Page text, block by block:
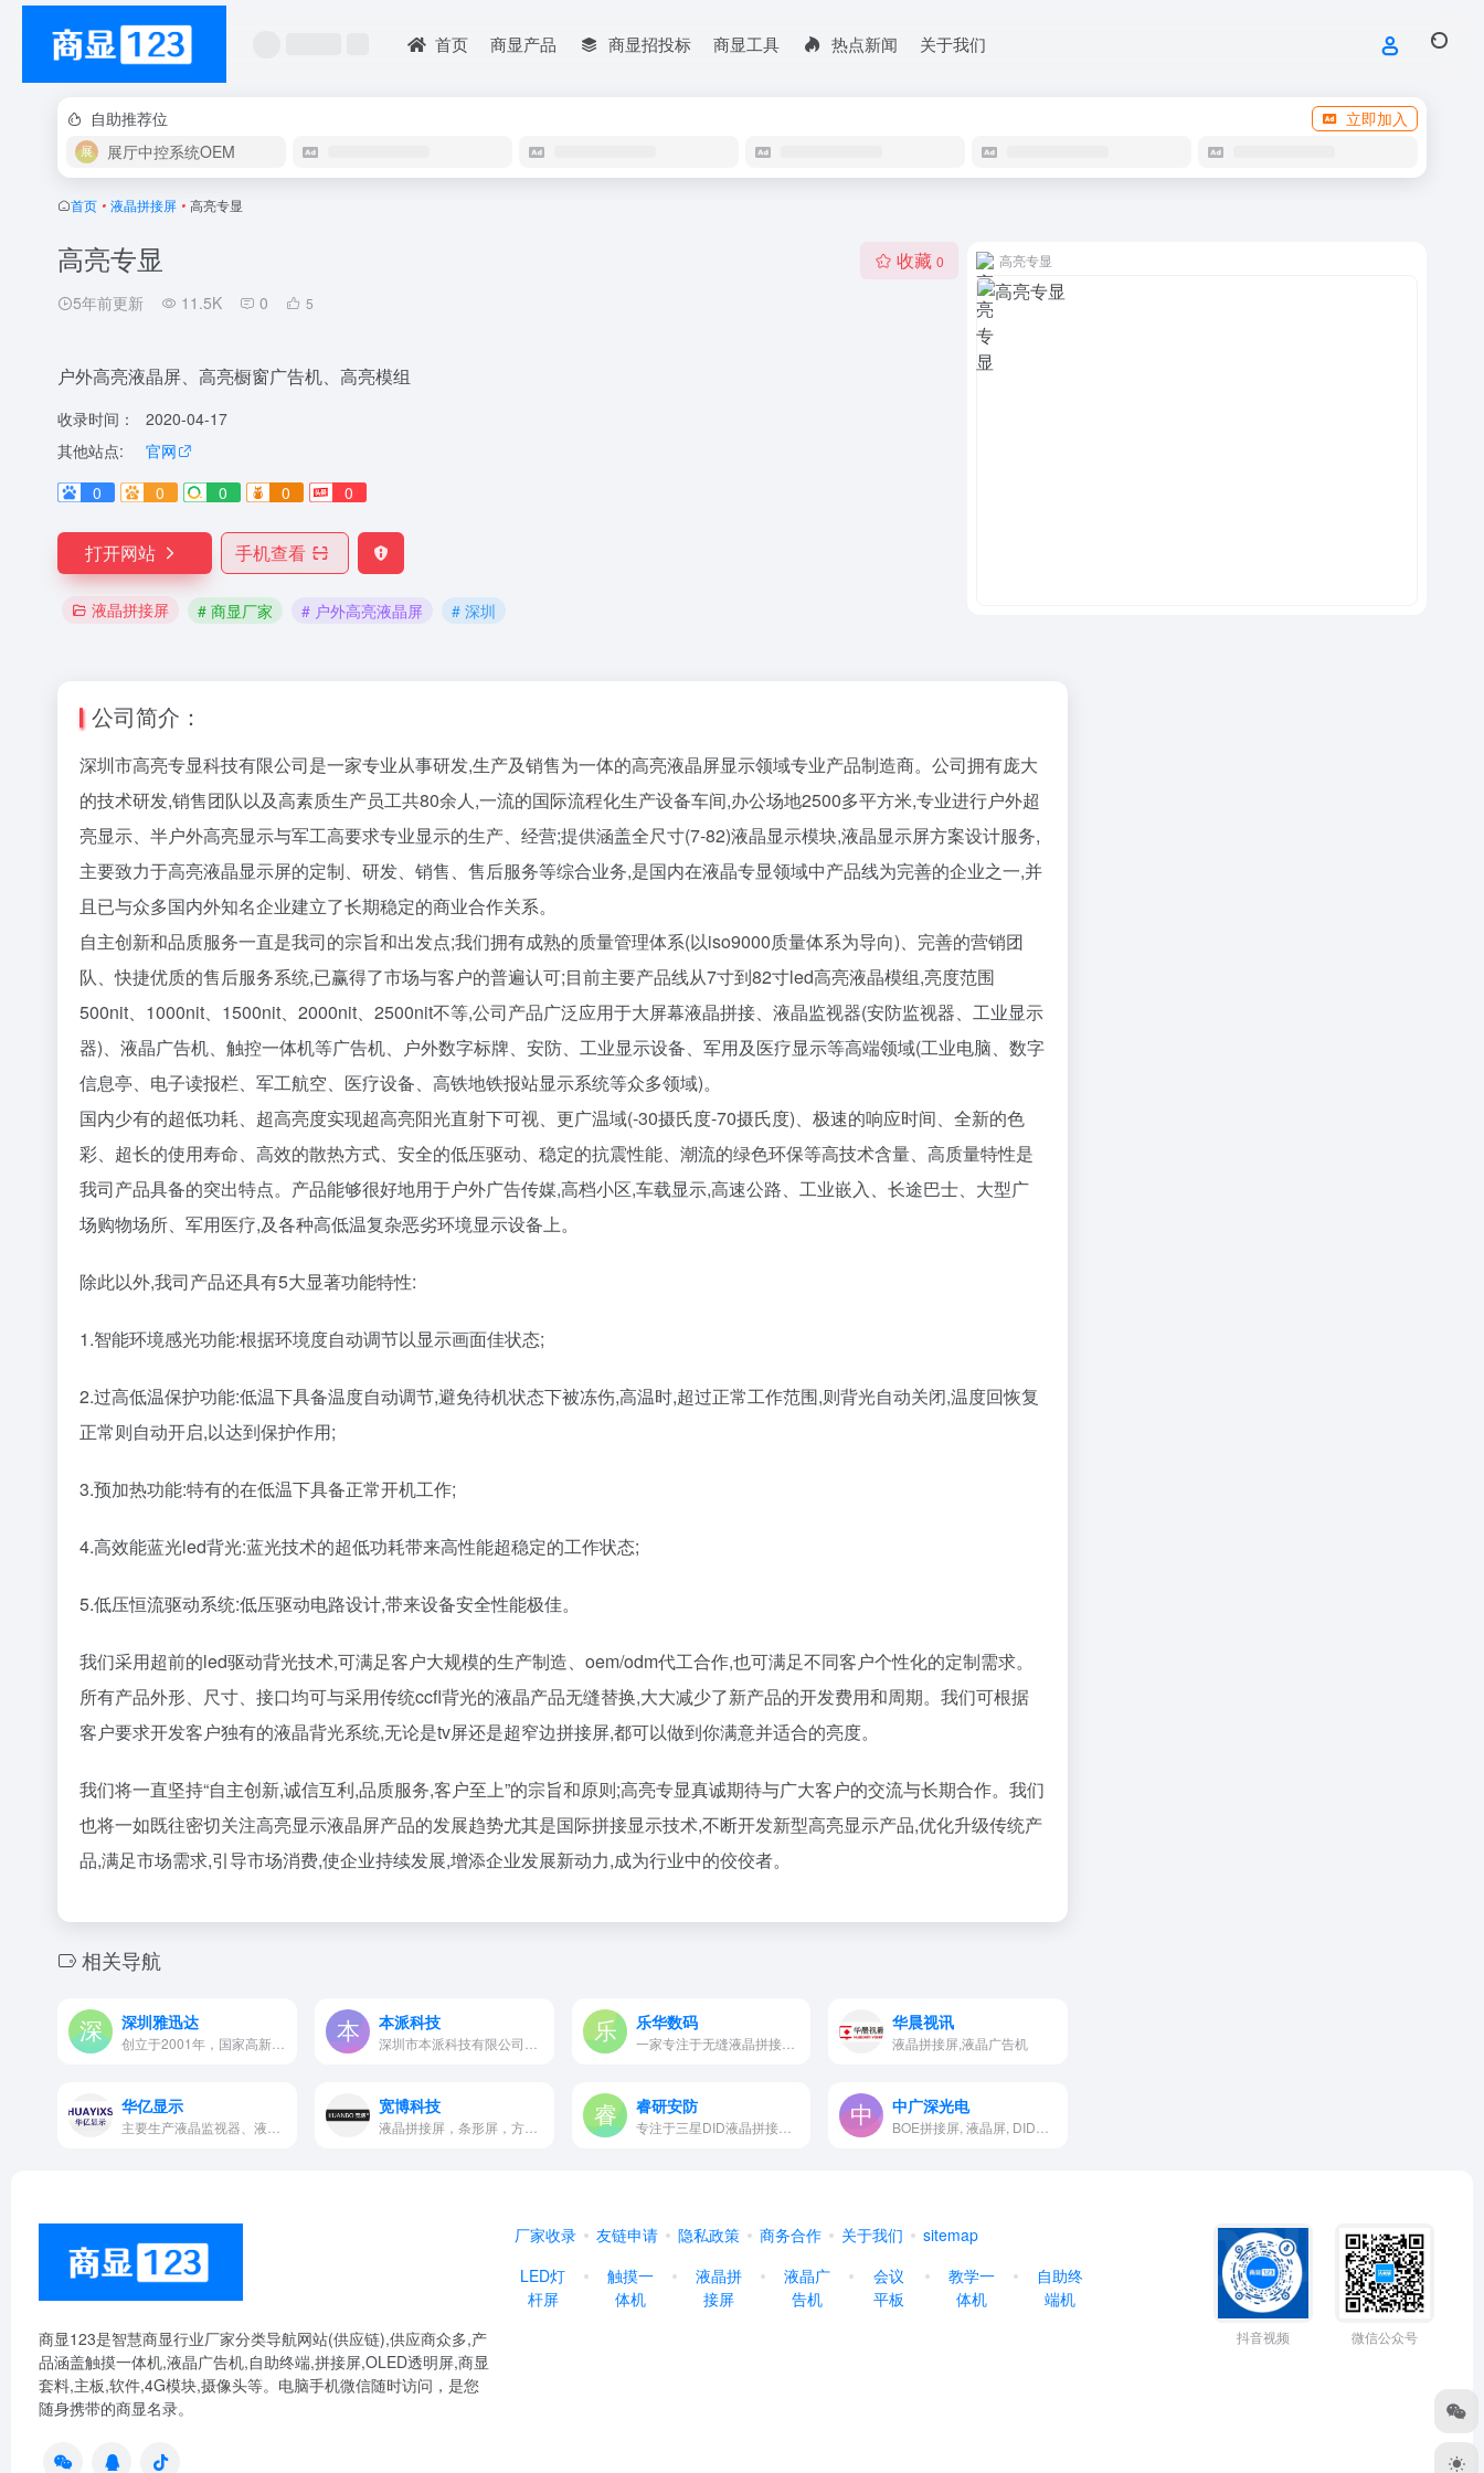
首页 商显产品 商显招投标 商显工具 热点新闻 关于我们
自助推荐位
立即加入
展厅中控系统OEM
首页 • 液晶拼接屏 • 高亮专显
高亮专显
5年前更新 11.5K 0 5
收藏 0
户外高亮液晶屏、高亮橱窗广告机、高亮模组
收录时间：
2020-04-17
其他站点:
官网
0
0 0 0 0
打开网站 手机查看
液晶拼接屏 # 商显厂家 # 户外高亮液晶屏 # 深圳
高亮专显
公司简介：
深圳市高亮专显科技有限公司是一家专业从事研发,生产及销售为一体的高亮液晶屏显示领域专业产品制造商。公司拥有庞大
的技术研发,销售团队以及高素质生产员工共80余人,一流的国际流程化生产设备车间,办公场地2500多平方米,专业进行户外超
亮显示、半户外高亮显示与军工高要求专业显示的生产、经营;提供涵盖全尺寸(7-82)液晶显示模块,液晶显示屏方案设计服务,
主要致力于高亮液晶显示屏的定制、研发、销售、售后服务等综合业务,是国内在液晶专显领域中产品线为完善的企业之一,并
且已与众多国内外知名企业建立了长期稳定的商业合作关系。
自主创新和品质服务一直是我司的宗旨和出发点;我们拥有成熟的质量管理体系(以iso9000质量体系为导向)、完善的营销团
队、快捷优质的售后服务系统,已赢得了市场与客户的普遍认可;目前主要产品线从7寸到82寸led高亮液晶模组,亮度范围
500nit、1000nit、1500nit、2000nit、2500nit不等,公司产品广泛应用于大屏幕液晶拼接、液晶监视器(安防监视器、工业显示
器)、液晶广告机、触控一体机等广告机、户外数字标牌、安防、工业显示设备、军用及医疗显示等高端领域(工业电脑、数字
信息亭、电子读报栏、军工航空、医疗设备、高铁地铁报站显示系统等众多领域)。
国内少有的超低功耗、超高亮度实现超高亮阳光直射下可视、更广温域(-30摄氏度-70摄氏度)、极速的响应时间、全新的色
彩、超长的使用寿命、高效的散热方式、安全的低压驱动、稳定的抗震性能、潮流的绿色环保等高技术含量、高质量特性是
我司产品具备的突出特点。产品能够很好地用于户外广告传媒,高档小区,车载显示,高速公路、工业嵌入、长途巴士、大型广
场购物场所、军用医疗,及各种高低温复杂恶劣环境显示设备上。
除此以外,我司产品还具有5大显著功能特性:
1.智能环境感光功能:根据环境度自动调节以显示画面佳状态;
2.过高低温保护功能:低温下具备温度自动调节,避免待机状态下被冻伤,高温时,超过正常工作范围,则背光自动关闭,温度回恢复
正常则自动开启,以达到保护作用;
3.预加热功能:特有的在低温下具备正常开机工作;
4.高效能蓝光led背光:蓝光技术的超低功耗带来高性能超稳定的工作状态;
5.低压恒流驱动系统:低压驱动电路设计,带来设备安全性能极佳。
我们采用超前的led驱动背光技术,可满足客户大规模的生产制造、oem/odm代工合作,也可满足不同客户个性化的定制需求。
所有产品外形、尺寸、接口均可与采用传统ccfl背光的液晶产品无缝替换,大大减少了新产品的开发费用和周期。我们可根据
客户要求开发客户独有的液晶背光系统,无论是tv屏还是超窄边拼接屏,都可以做到你满意并适合的亮度。
我们将一直坚持“自主创新,诚信互利,品质服务,客户至上”的宗旨和原则;高亮专显真诚期待与广大客户的交流与长期合作。我们
也将一如既往密切关注高亮显示液晶屏产品的发展趋势尤其是国际拼接显示技术,不断开发新型高亮显示产品,优化升级传统产
品,满足市场需求,引导市场消费,使企业持续发展,增添企业发展新动力,成为行业中的佼佼者。
相关导航
深圳雅迅达 本派科技 乐华数码
一家专注于无缝液晶拼接屏技术…
华晨视讯
液晶拼接屏,液晶广告机
华亿显示 宽博科技
液晶拼接屏，条形屏，方形屏
睿研安防
专注于三星DID液晶拼接屏，液晶监视器，液晶广告机，触摸一体机等
中广深光电
商显123是智慧商显行业厂家分类导航网站(供应链),供应商众多,产
品涵盖触摸一体机,液晶广告机,自助终端,拼接屏,OLED透明屏,商显
套料,主板,软件,4G模块,摄像头等。电脑手机微信随时访问，是您
随身携带的商显名录。
厂家收录 友链申请 隐私政策 商务合作 关于我们
sitemap
LED灯
杆屏
触摸一
体机
液晶拼
接屏
液晶广
告机
会议
平板
教学一
体机
自助终
端机
抖音视频 微信公众号